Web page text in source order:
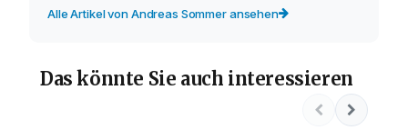
Alle Artikel von Andreas Sommer ansehen
Das könnte Sie auch interessieren